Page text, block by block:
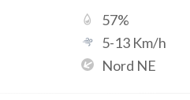
57%
5-13 Km/h
Nord NE